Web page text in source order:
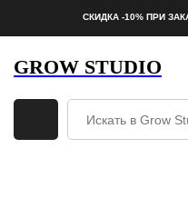
СКИДКА -10% ПРИ
GROW STUDIO